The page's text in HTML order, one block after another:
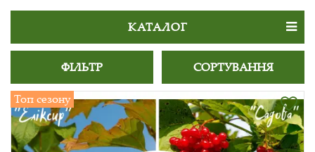
КАТАЛОГ
ФІЛЬТР СОРТУВАННЯ
Топ сезону